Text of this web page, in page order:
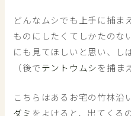
どんなムシでも上手に捕ま
ものにしたくてしかたのな
にも見てほしいと思い、し
（後でテントウムシ を捕ま
こちらはあるお宅の竹林沿
ダミ をよけると、出てくる